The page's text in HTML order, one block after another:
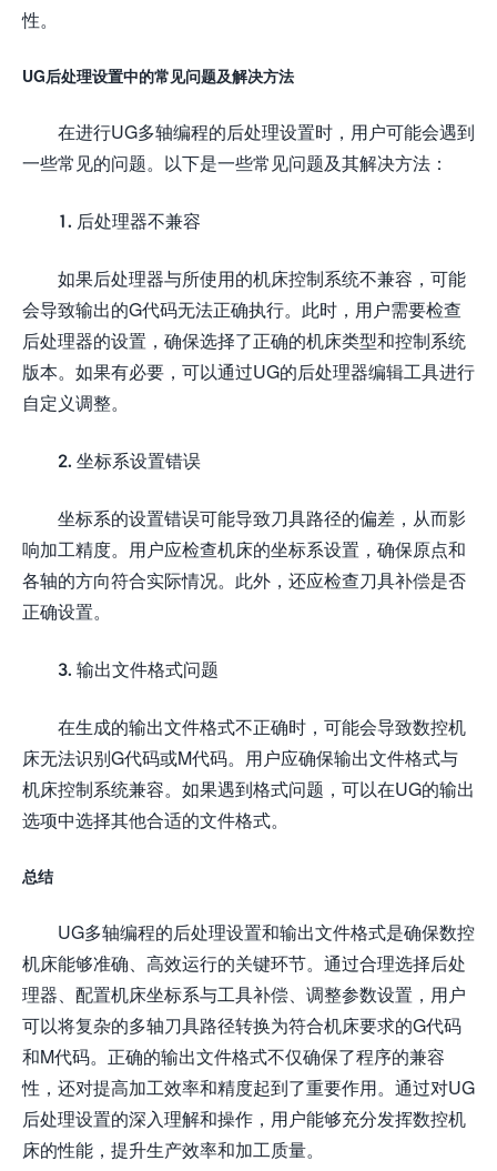
性。
UG后处理设置中的常见问题及解决方法
在进行UG多轴编程的后处理设置时，用户可能会遇到
一些常见的问题。以下是一些常见问题及其解决方法：
1. 后处理器不兼容
如果后处理器与所使用的机床控制系统不兼容，可能
会导致输出的G代码无法正确执行。此时，用户需要检查
后处理器的设置，确保选择了正确的机床类型和控制系统
版本。如果有必要，可以通过UG的后处理器编辑工具进行
自定义调整。
2. 坐标系设置错误
坐标系的设置错误可能导致刀具路径的偏差，从而影
响加工精度。用户应检查机床的坐标系设置，确保原点和
各轴的方向符合实际情况。此外，还应检查刀具补偿是否
正确设置。
3. 输出文件格式问题
在生成的输出文件格式不正确时，可能会导致数控机
床无法识别G代码或M代码。用户应确保输出文件格式与
机床控制系统兼容。如果遇到格式问题，可以在UG的输出
选项中选择其他合适的文件格式。
总结
UG多轴编程的后处理设置和输出文件格式是确保数控
机床能够准确、高效运行的关键环节。通过合理选择后处
理器、配置机床坐标系与工具补偿、调整参数设置，用户
可以将复杂的多轴刀具路径转换为符合机床要求的G代码
和M代码。正确的输出文件格式不仅确保了程序的兼容
性，还对提高加工效率和精度起到了重要作用。通过对UG
后处理设置的深入理解和操作，用户能够充分发挥数控机
床的性能，提升生产效率和加工质量。